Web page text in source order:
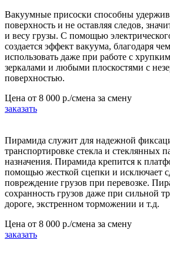
Вакуумные присоски способны
поверхность и не оставляя следов,
и весу грузы. С помощью
создается эффект вакуума, благодаря
использовать даже при работе с
зеркалами и любыми плоскостями с
поверхностью.
Цена от 8 000 р./смена за смену
заказать
Пирамида служит для надежной
транспортировке стекла и стеклянных
назначения. Пирамида крепится к
помощью жесткой сцепки и исключает
повреждение грузов при перевозке.
сохранность грузов даже при сильной
дороге, экстренном торможении и т.д.
Цена от 8 000 р./смена за смену
заказать